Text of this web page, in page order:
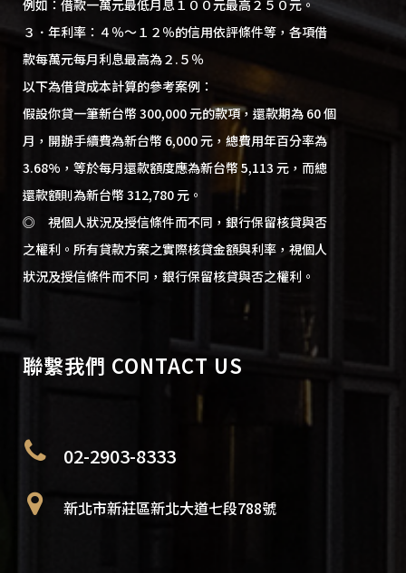
例如：借款一萬元最低月息１００元最高２５０元。
３．年利率：４％～１２％的信用依評條件等，各項借
款每萬元每月利息最高為２.５％
以下為借貸成本計算的參考案例：
假設你貸一筆新台幣 300,000 元的款項，還款期為 60 個
月，開辦手續費為新台幣 6,000 元，總費用年百分率為
3.68%，等於每月還款額度應為新台幣 5,113 元，而總
還款額則為新台幣 312,780 元。
◎ 視個人狀況及授信條件而不同，銀行保留核貸與否
之權利。所有貸款方案之實際核貸金額與利率，視個人
狀況及授信條件而不同，銀行保留核貸與否之權利。
聯繫我們 CONTACT US
02-2903-8333
新北市新莊區新北大道七段788號